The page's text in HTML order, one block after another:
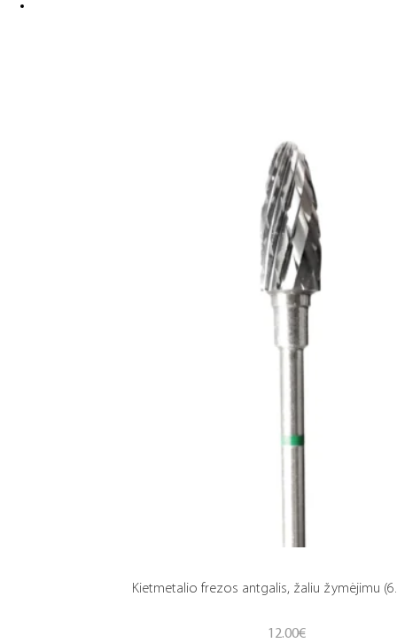
Kietmetalio frezos antgalis, žaliu žymėjimu
12.00€